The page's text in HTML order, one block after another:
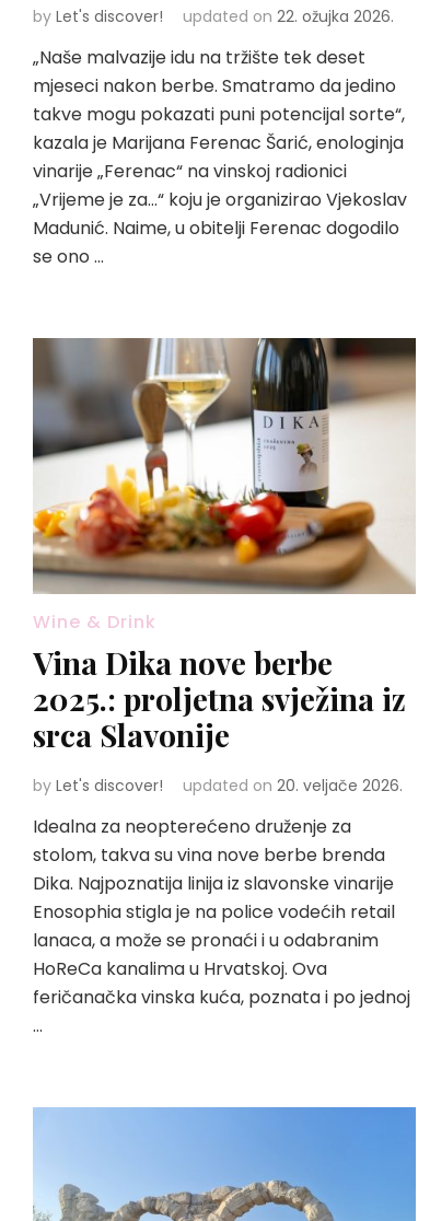
by Let's discover! updated on 22. ožujka 2026.
„Naše malvazije idu na tržište tek deset
mjeseci nakon berbe. Smatramo da jedino
takve mogu pokazati puni potencijal sorte“,
kazala je Marijana Ferenac Šarić, enologinja
vinarije „Ferenac“ na vinskoj radionici
„Vrijeme je za…“ koju je organizirao Vjekoslav
Madunić. Naime, u obitelji Ferenac dogodilo
se ono …
Wine & Drink
Vina Dika nove berbe
2025.: proljetna svježina iz
srca Slavonije
by Let's discover! updated on 20. veljače 2026.
Idealna za neopterećeno druženje za
stolom, takva su vina nove berbe brenda
Dika. Najpoznatija linija iz slavonske vinarije
Enosophia stigla je na police vodećih retail
lanaca, a može se pronaći i u odabranim
HoReCa kanalima u Hrvatskoj. Ova
feričanačka vinska kuća, poznata i po jednoj
…